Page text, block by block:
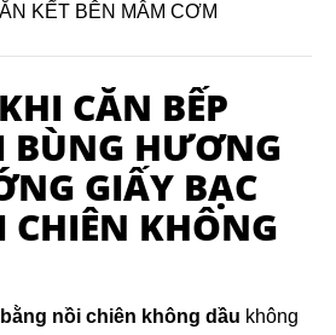
KẾT BÊN MÂM CƠM
CĂN BẾP
BÙNG HƯƠNG
GIẤY BẠC
CHIÊN KHÔNG
nồi chiên không dầu không